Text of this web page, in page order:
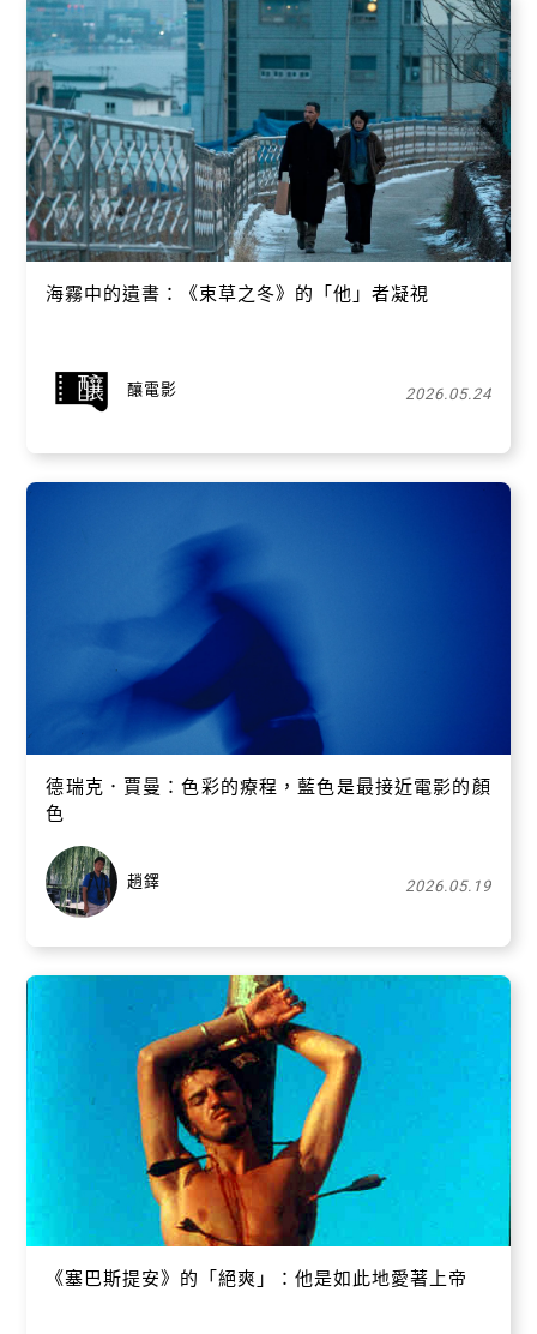
海霧中的遺書：《束草之冬》的「他」者凝視
釀電影 2026.05.24
德瑞克．賈曼：色彩的療程，藍色是最接近電影的顏
色
趙鐸 2026.05.19
《塞巴斯提安》的「絕爽」：他是如此地愛著上帝